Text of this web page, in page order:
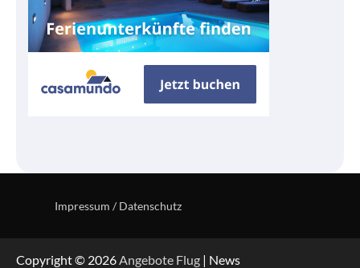
Impressum / Datenschutz
Copyright © 2026Angebote Flug | News